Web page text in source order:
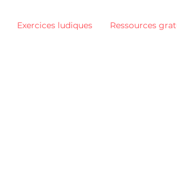
Exercices ludiques Ressources